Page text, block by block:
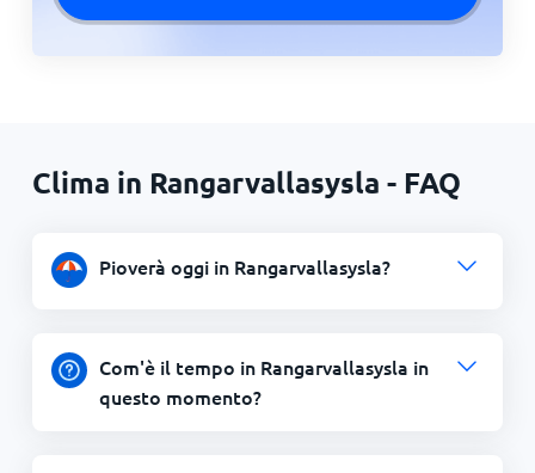
Clima in Rangarvallasysla - FAQ
Pioverà oggi in Rangarvallasysla?
Com'è il tempo in Rangarvallasysla in
questo momento?